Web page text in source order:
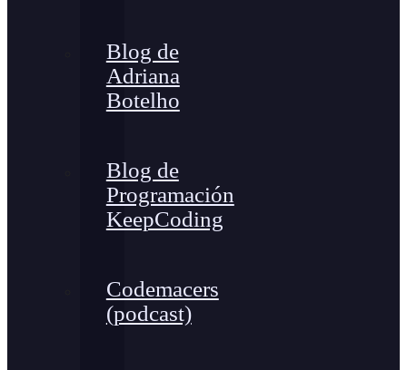
Blog de
Adriana
Botelho
Blog de
Programación
KeepCoding
Codemacers
(podcast)